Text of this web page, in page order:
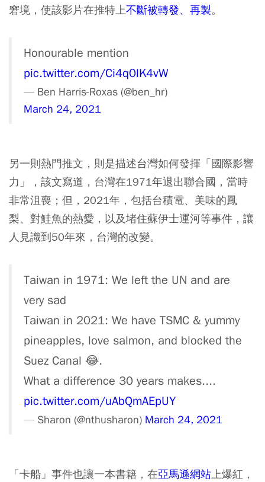
窘境，使該影片在推特上不斷被轉發、再製。
Honourable mention
pic.twitter.com/Ci4q0lK4vW
— Ben Harris-Roxas (@ben_hr)
March 24, 2021
另一則熱門推文，則是描述台灣如何發揮「國際影響
力」，該文寫道，台灣在1971年退出聯合國，當時
非常沮喪；但，2021年，包括台積電、美味的鳳
梨、對鮭魚的熱愛，以及堵住蘇伊士運河等事件，讓
人見識到50年來，台灣的改變。
Taiwan in 1971: We left the UN and are
very sad
Taiwan in 2021: We have TSMC & yummy
pineapples, love salmon, and blocked the
Suez Canal 😂.
What a difference 30 years makes....
pic.twitter.com/uAbQmAEpUY
— Sharon (@nthusharon) March 24, 2021
「卡船」事件也讓一本書籍，在亞馬遜網站上爆紅，